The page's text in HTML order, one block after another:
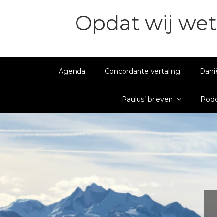
Opdat wij
Agenda Concordante vertaling
Paulus’ brieven